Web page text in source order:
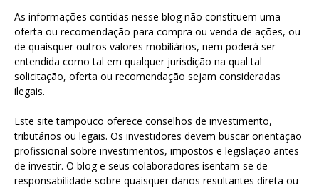
As informações contidas nesse blog não constituem uma
oferta ou recomendação para compra ou venda de ações, ou
de quaisquer outros valores mobiliários, nem poderá ser
entendida como tal em qualquer jurisdição na qual tal
solicitação, oferta ou recomendação sejam consideradas
ilegais.
Este site tampouco oferece conselhos de investimento,
tributários ou legais. Os investidores devem buscar orientação
profissional sobre investimentos, impostos e legislação antes
de investir. O blog e seus colaboradores isentam-se de
responsabilidade sobre quaisquer danos resultantes direta ou